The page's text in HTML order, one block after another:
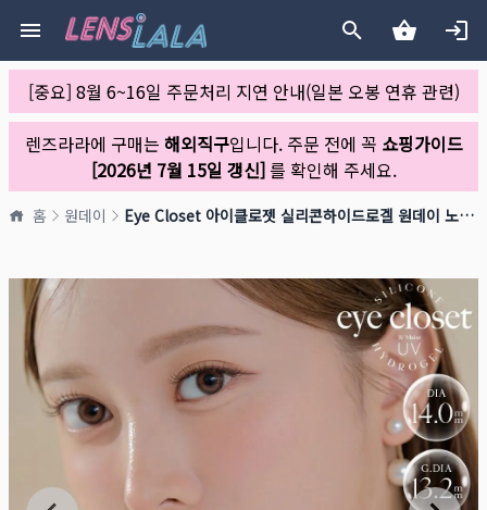
[중요] 8월 6~16일 주문처리 지연 안내(일본 오봉 연휴 관련)
렌즈라라에 구매는 해외직구입니다. 주문 전에 꼭 쇼핑가이드
[2026년 7월 15일 갱신]를 확인해 주세요.
홈 원데이 Eye Closet 아이클로젯 실리콘하이드로겔 원데이 노티브라운(1박스 10개들이)